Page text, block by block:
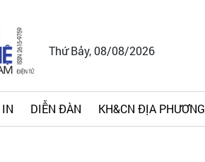
Thứ Bảy, 08/08/2026
DIỄN ĐÀN KH&CN ĐỊA PHƯƠNG